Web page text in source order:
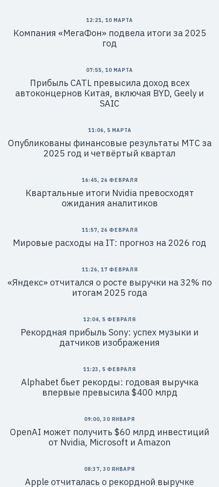
12:21, 10 МАРТА
Компания «МегаФон» подвела итоги за 2025
год
07:55, 10 МАРТА
Прибыль CATL превысила доход всех
автоконцернов Китая, включая BYD, Geely и
SAIC
11:06, 5 МАРТА
Опубликованы финансовые результаты МТС за
2025 год и четвёртый квартал
16:45, 26 ФЕВРАЛЯ
Квартальные итоги Nvidia превосходят
ожидания аналитиков
11:57, 26 ФЕВРАЛЯ
Мировые расходы на IT: прогноз на 2026 год
11:26, 17 ФЕВРАЛЯ
«Яндекс» отчитался о росте выручки на 32% по
итогам 2025 года
12:04, 5 ФЕВРАЛЯ
Рекордная прибыль Sony: успех музыки и
датчиков изображения
11:23, 5 ФЕВРАЛЯ
Alphabet бьет рекорды: годовая выручка
впервые превысила $400 млрд
09:00, 30 ЯНВАРЯ
OpenAI может получить $60 млрд инвестиций
от Nvidia, Microsoft и Amazon
08:37, 30 ЯНВАРЯ
Apple отчиталась о рекордной выручке